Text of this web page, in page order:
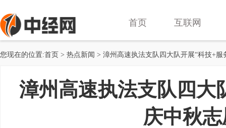
首页 互联网
您现在的位置:首页 > 热点新闻 > 漳州高速执法支队四大队开展“科技+服
漳州高速执法支队四大
庆中秋